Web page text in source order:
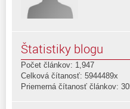
Štatistiky blogu
Počet článkov: 1,947
Celková čítanosť: 5944489x
Priemerná čítanosť článkov: